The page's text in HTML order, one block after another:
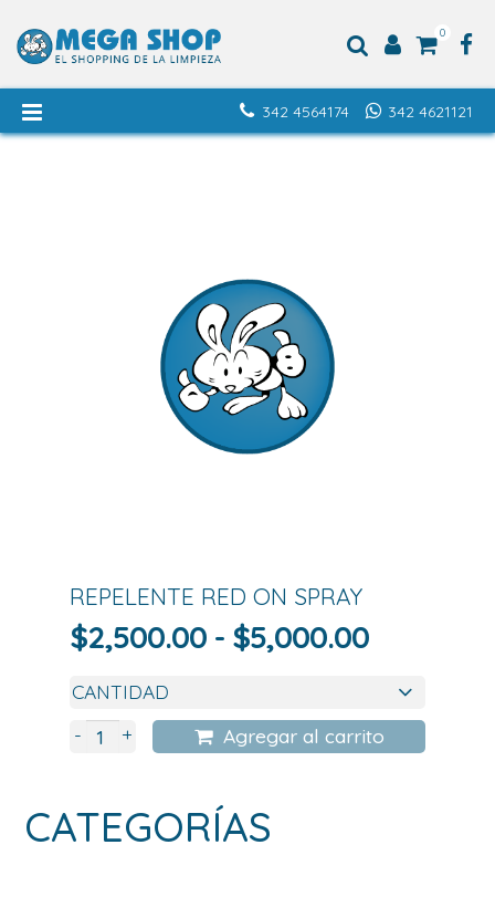
0
342 4621121
342 4564174
REPELENTE RED ON SPRAY
$2,500.00 - $5,000.00Rango
precios:
desde
- + Agregar al carrito
CATEGORÍAS